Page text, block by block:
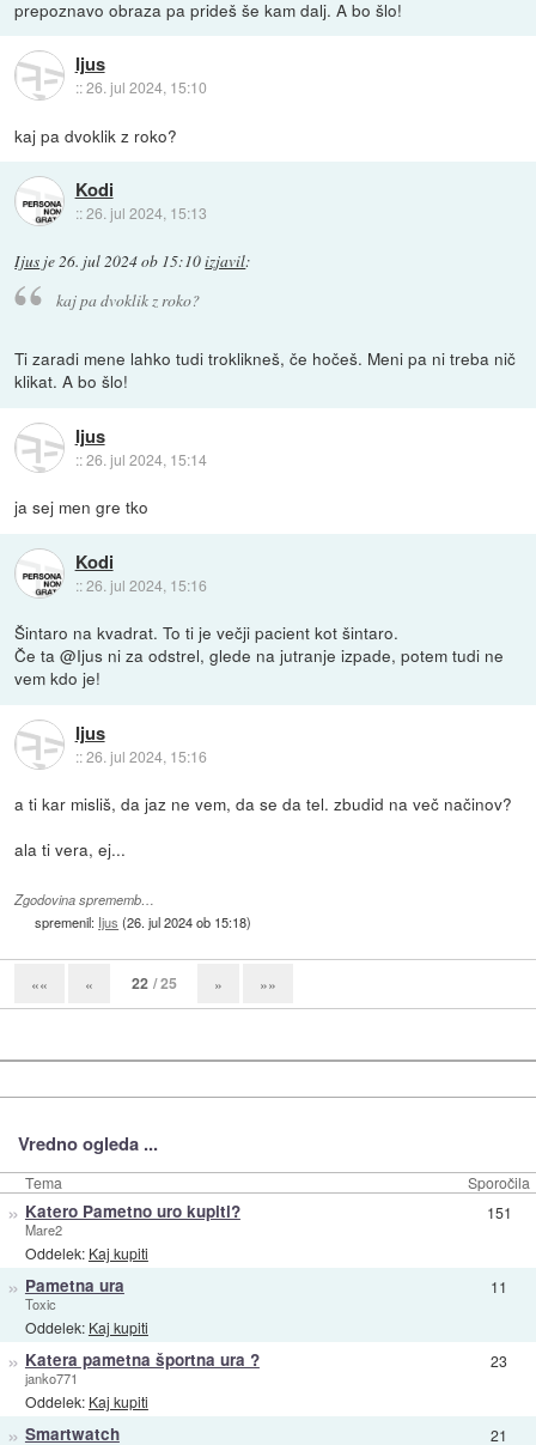
prepoznavo obraza pa prideš še kam dalj. A bo šlo!
Ijus
::26. jul 2024, 15:10
kaj pa dvoklik z roko?
Kodi
::26. jul 2024, 15:13
Ijus je26. jul 2024 ob 15:10izjavil:
kaj pa dvoklik z roko?
Ti zaradi mene lahko tudi troklikneš, če hočeš. Meni pa ni treba nič
klikat. A bo šlo!
Ijus
::26. jul 2024, 15:14
ja sej men gre tko
Kodi
::26. jul 2024, 15:16
Šintaro na kvadrat. To ti je večji pacient kot šintaro.
Če ta @Ijus ni za odstrel, glede na jutranje izpade, potem tudi ne
vem kdo je!
Ijus
::26. jul 2024, 15:16
a ti kar misliš, da jaz ne vem, da se da tel. zbudid na več načinov?
ala ti vera, ej...
Zgodovina sprememb…
spremenil: Ijus (26. jul 2024 ob 15:18)
«« « 22 / 25 » »»
Vredno ogleda ...
Tema Sporočila
» Katero Pametno uro kupiti?
Mare2
Oddelek: Kaj kupiti
151
» Pametna ura
Toxic
Oddelek: Kaj kupiti
11
» Katera pametna športna ura ?
janko771
Oddelek: Kaj kupiti
23
» Smartwatch 21